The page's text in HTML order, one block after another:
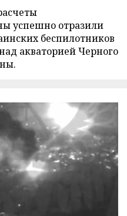
успешно отразили
беспилотников
акваторией Черного